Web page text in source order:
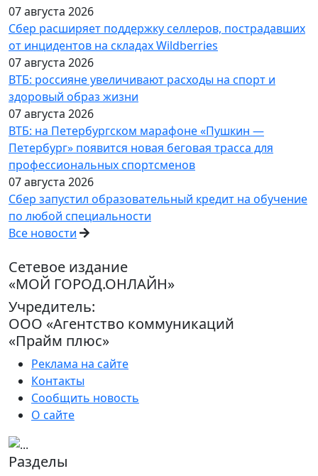
07 августа 2026
Сбер расширяет поддержку селлеров, пострадавших
от инцидентов на складах Wildberries
07 августа 2026
ВТБ: россияне увеличивают расходы на спорт и
здоровый образ жизни
07 августа 2026
ВТБ: на Петербургском марафоне «Пушкин —
Петербург» появится новая беговая трасса для
профессиональных спортсменов
07 августа 2026
Сбер запустил образовательный кредит на обучение
по любой специальности
Все новости
Сетевое издание
«МОЙ ГОРОД.ОНЛАЙН»
Учредитель:
ООО «Агентство коммуникаций
«Прайм плюс»
Реклама на сайте
Контакты
Сообщить новость
О сайте
Разделы